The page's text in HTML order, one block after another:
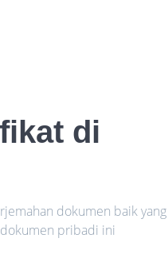
di
dokumen baik yang
pribadi ini